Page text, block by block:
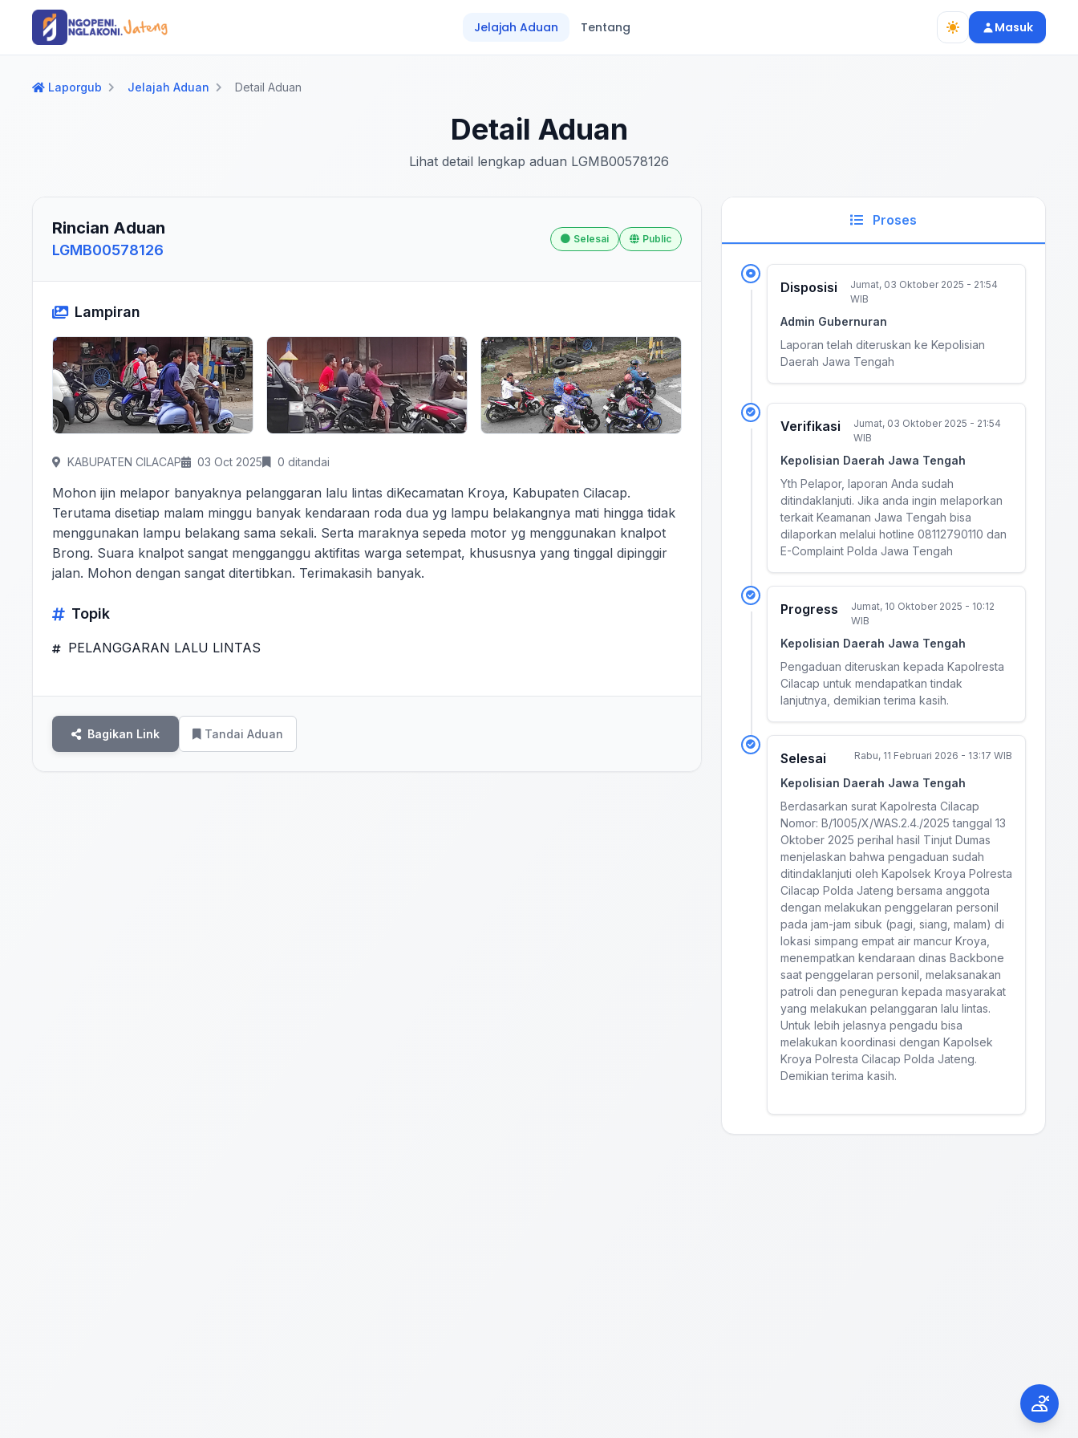
Langsung ke konten utama
Langsung ke navigasi
Jelajah Aduan
Tentang Masuk
Laporgub Jelajah Aduan Detail Aduan
Detail Aduan
Lihat detail lengkap aduan LGMB00578126
Rincian Aduan
LGMB00578126
Selesai Public
Lampiran
KABUPATEN CILACAP 03 Oct 2025 0 ditandai
Mohon ijin melapor banyaknya pelanggaran lalu lintas diKecamatan Kroya, Kabupaten Cilacap.
Terutama disetiap malam minggu banyak kendaraan roda dua yg lampu belakangnya mati hingga tidak
menggunakan lampu belakang sama sekali. Serta maraknya sepeda motor yg menggunakan knalpot
Brong. Suara knalpot sangat mengganggu aktifitas warga setempat, khususnya yang tinggal dipinggir
jalan. Mohon dengan sangat ditertibkan. Terimakasih banyak.
Topik
PELANGGARAN LALU LINTAS
Bagikan Link Tandai Aduan
Proses
Disposisi
Jumat, 03 Oktober 2025 - 21:54
WIB
Admin Gubernuran
Laporan telah diteruskan ke Kepolisian
Daerah Jawa Tengah
Verifikasi
Jumat, 03 Oktober 2025 - 21:54
WIB
Kepolisian Daerah Jawa Tengah
Yth Pelapor, laporan Anda sudah
ditindaklanjuti. Jika anda ingin melaporkan
terkait Keamanan Jawa Tengah bisa
dilaporkan melalui hotline 08112790110 dan
E-Complaint Polda Jawa Tengah
Progress
Jumat, 10 Oktober 2025 - 10:12
WIB
Kepolisian Daerah Jawa Tengah
Pengaduan diteruskan kepada Kapolresta
Cilacap untuk mendapatkan tindak
lanjutnya, demikian terima kasih.
Selesai Rabu, 11 Februari 2026 - 13:17 WIB
Kepolisian Daerah Jawa Tengah
Berdasarkan surat Kapolresta Cilacap
Nomor: B/1005/X/WAS.2.4./2025 tanggal 13
Oktober 2025 perihal hasil Tinjut Dumas
menjelaskan bahwa pengaduan sudah
ditindaklanjuti oleh Kapolsek Kroya Polresta
Cilacap Polda Jateng bersama anggota
dengan melakukan penggelaran personil
pada jam-jam sibuk (pagi, siang, malam) di
lokasi simpang empat air mancur Kroya,
menempatkan kendaraan dinas Backbone
saat penggelaran personil, melaksanakan
patroli dan peneguran kepada masyarakat
yang melakukan pelanggaran lalu lintas.
Untuk lebih jelasnya pengadu bisa
melakukan koordinasi dengan Kapolsek
Kroya Polresta Cilacap Polda Jateng.
Demikian terima kasih.